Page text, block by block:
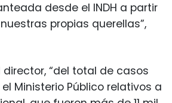
desde el INDH a partir
propias querellas”,
director, “del total de casos
Ministerio Público relativos a